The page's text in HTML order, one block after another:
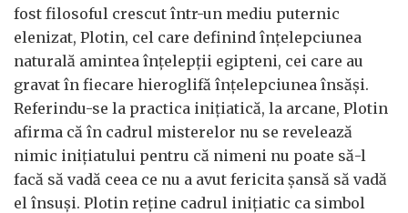
fost filosoful crescut într-un mediu puternic
elenizat, Plotin, cel care definind înţelepciunea
naturală amintea înţelepţii egipteni, cei care au
gravat în fiecare hieroglifă înţelepciunea însăşi.
Referindu-se la practica iniţiatică, la arcane, Plotin
afirma că în cadrul misterelor nu se revelează
nimic iniţiatului pentru că nimeni nu poate să-l
facă să vadă ceea ce nu a avut fericita şansă să vadă
el însuşi. Plotin reţine cadrul iniţiatic ca simbol